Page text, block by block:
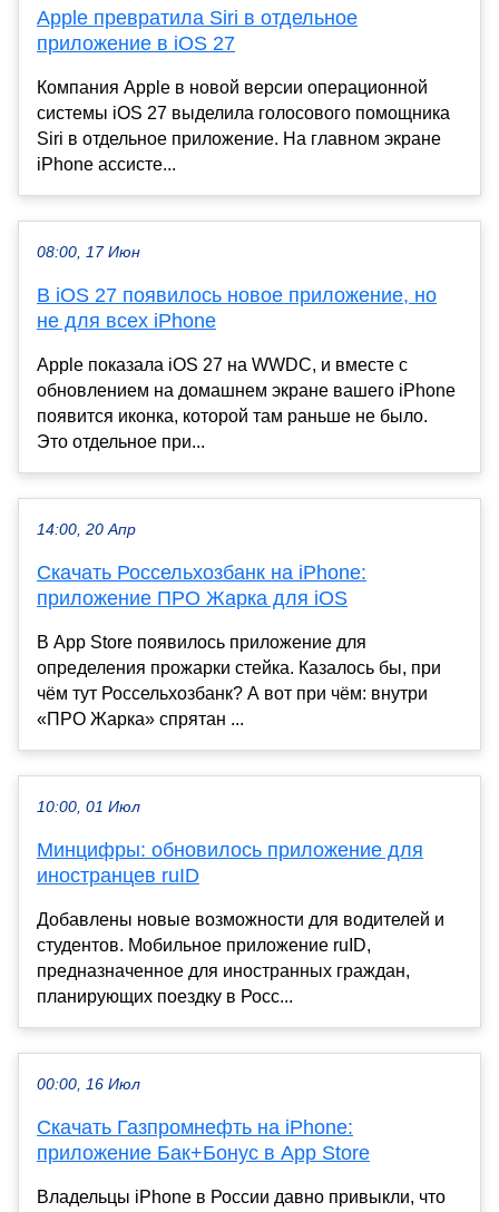
Apple превратила Siri в отдельное
приложение в iOS 27
Компания Apple в новой версии операционной
системы iOS 27 выделила голосового помощника
Siri в отдельное приложение. На главном экране
iPhone ассисте...
08:00, 17 Июн
В iOS 27 появилось новое приложение, но
не для всех iPhone
Apple показала iOS 27 на WWDC, и вместе с
обновлением на домашнем экране вашего iPhone
появится иконка, которой там раньше не было.
Это отдельное при...
14:00, 20 Апр
Скачать Россельхозбанк на iPhone:
приложение ПРО Жарка для iOS
В App Store появилось приложение для
определения прожарки стейка. Казалось бы, при
чём тут Россельхозбанк? А вот при чём: внутри
«ПРО Жарка» спрятан ...
10:00, 01 Июл
Минцифры: обновилось приложение для
иностранцев ruID
Добавлены новые возможности для водителей и
студентов. Мобильное приложение ruID,
предназначенное для иностранных граждан,
планирующих поездку в Росс...
00:00, 16 Июл
Скачать Газпромнефть на iPhone:
приложение Бак+Бонус в App Store
Владельцы iPhone в России давно привыкли, что